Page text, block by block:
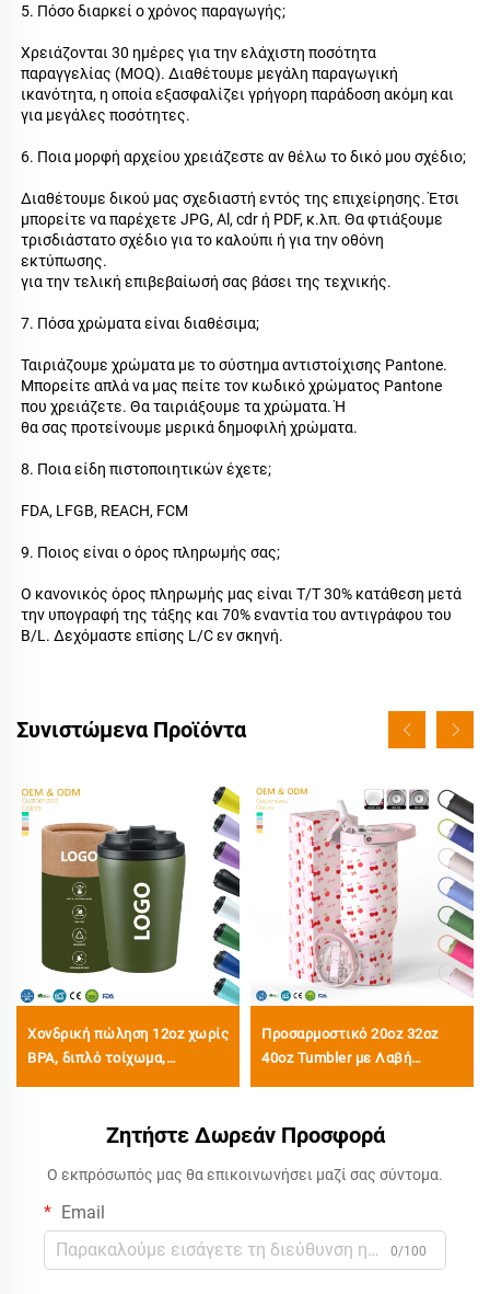
5. Πόσο διαρκεί ο χρόνος παραγωγής;
Χρειάζονται 30 ημέρες για την ελάχιστη ποσότητα
παραγγελίας (MOQ). Διαθέτουμε μεγάλη παραγωγική
ικανότητα, η οποία εξασφαλίζει γρήγορη παράδοση ακόμη και
για μεγάλες ποσότητες.
6. Ποια μορφή αρχείου χρειάζεστε αν θέλω το δικό μου σχέδιο;
Διαθέτουμε δικού μας σχεδιαστή εντός της επιχείρησης. Έτσι
μπορείτε να παρέχετε JPG, Al, cdr ή PDF, κ.λπ. Θα φτιάξουμε
τρισδιάστατο σχέδιο για το καλούπι ή για την οθόνη
εκτύπωσης.
για την τελική επιβεβαίωσή σας βάσει της τεχνικής.
7. Πόσα χρώματα είναι διαθέσιμα;
Ταιριάζουμε χρώματα με το σύστημα αντιστοίχισης Pantone.
Μπορείτε απλά να μας πείτε τον κωδικό χρώματος Pantone
που χρειάζετε. Θα ταιριάξουμε τα χρώματα. Ή
θα σας προτείνουμε μερικά δημοφιλή χρώματα.
8. Ποια είδη πιστοποιητικών έχετε;
FDA, LFGB, REACH, FCM
9. Ποιος είναι ο όρος πληρωμής σας;
Ο κανονικός όρος πληρωμής μας είναι T/T 30% κατάθεση μετά
την υπογραφή της τάξης και 70% εναντία του αντιγράφου του
B/L. Δεχόμαστε επίσης L/C εν σκηνή.
Συνιστώμενα Προϊόντα
Χονδρική πώληση 12oz χωρίς
BPA, διπλό τοίχωμα,
ανοξείδωτο χάλυβα, Tumbler
λογότυπο
Προσαρμοστικό 20oz 32oz
40oz Tumbler με Λαβή
Αναποδογυρίζου Ταξιδιωτικό
Δοχείο Από Ανοξείδωτο
Χάλυβα με Λαβή Ζεστό και
Ζητήστε Δωρεάν Προσφορά
Ο εκπρόσωπός μας θα επικοινωνήσει μαζί σας σύντομα.
Email
0/100